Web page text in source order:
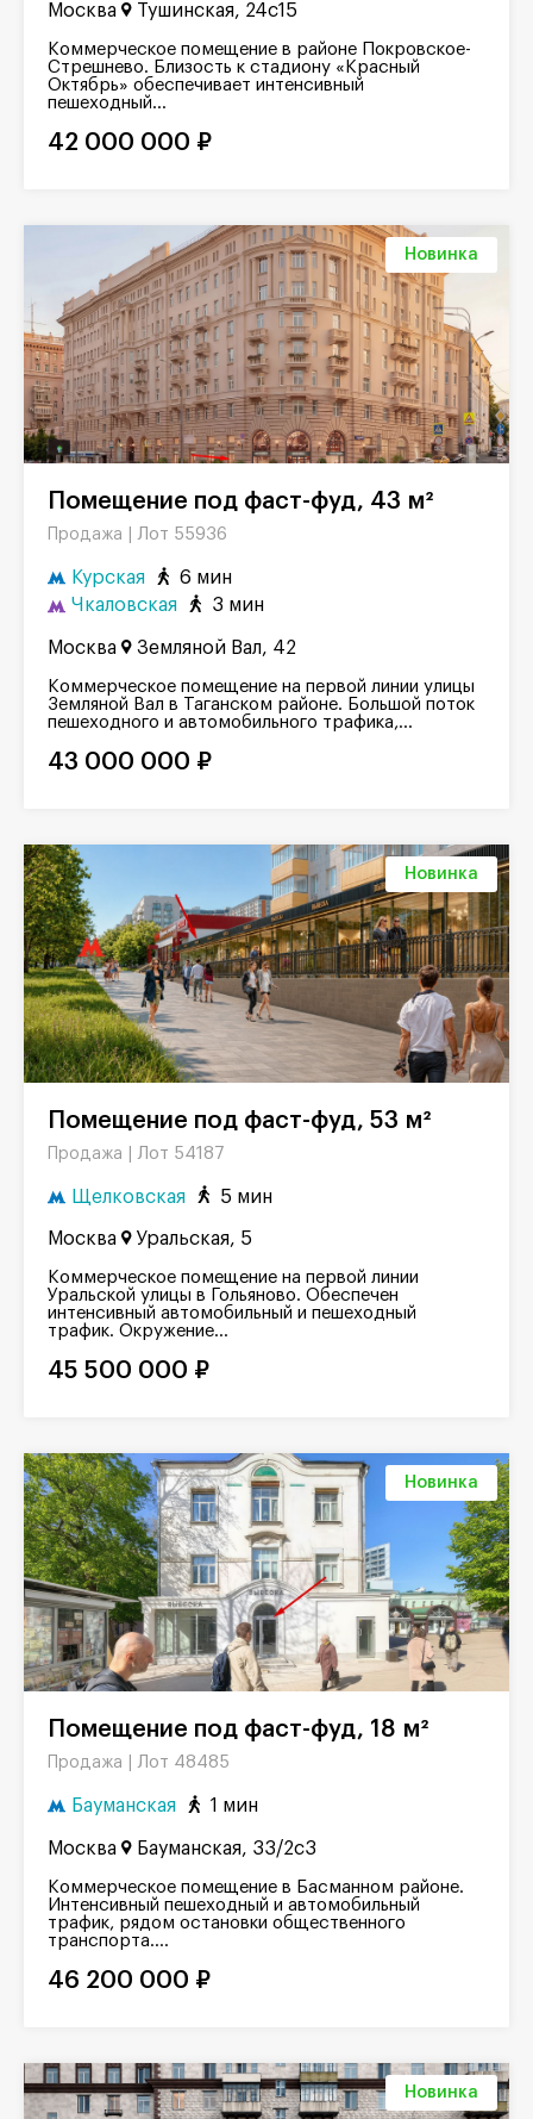
Москва Тушинская, 24с15
Коммерческое помещение в районе Покровское-
Стрешнево. Близость к стадиону «Красный
Октябрь» обеспечивает интенсивный
пешеходный...
42 000 000 ₽
Новинка
Помещение под фаст-фуд, 43 м²
Продажа | Лот 55936
Курская
6 мин
Чкаловская
3 мин
Москва Земляной Вал, 42
Коммерческое помещение на первой линии улицы
Земляной Вал в Таганском районе. Большой поток
пешеходного и автомобильного трафика,...
43 000 000 ₽
Новинка
Помещение под фаст-фуд, 53 м²
Продажа | Лот 54187
Щелковская 5 мин
Москва Уральская, 5
Коммерческое помещение на первой линии
Уральской улицы в Гольяново. Обеспечен
интенсивный автомобильный и пешеходный
трафик. Окружение...
45 500 000 ₽
Новинка
Помещение под фаст-фуд, 18 м²
Продажа | Лот 48485
Бауманская 1 мин
Москва Бауманская, 33/2с3
Коммерческое помещение в Басманном районе.
Интенсивный пешеходный и автомобильный
трафик, рядом остановки общественного
транспорта....
46 200 000 ₽
Новинка